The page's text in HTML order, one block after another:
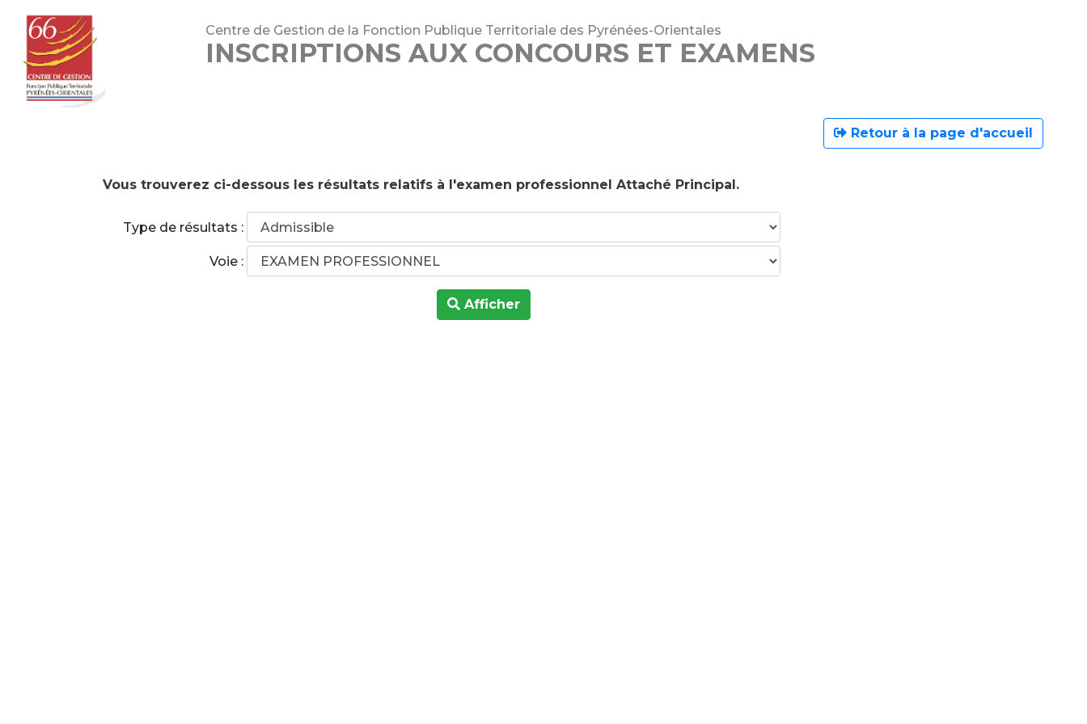
Centre de Gestion de la Fonction Publique Territoriale des Pyrénées-Orientales
INSCRIPTIONS AUX CONCOURS ET EXAMENS
Retour à la page d'accueil
Vous trouverez ci-dessous les résultats relatifs à l'examen professionnel Attaché Principal.
Type de résultats :
Voie :
Afficher